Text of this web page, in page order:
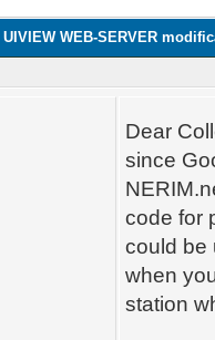
UIVIEW WEB-SERVER
Dear
since
code for
could be
when
station